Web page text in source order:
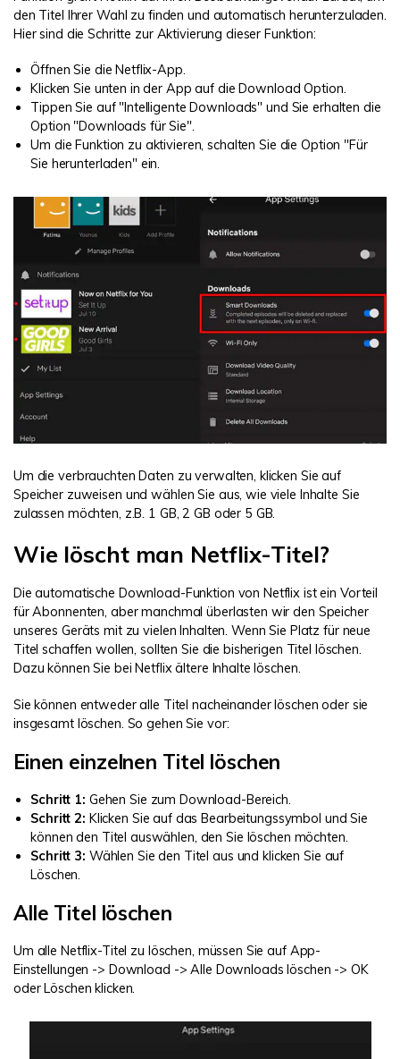
den Titel Ihrer Wahl zu finden und automatisch herunterzuladen.
Hier sind die Schritte zur Aktivierung dieser Funktion:
Öffnen Sie die Netflix-App.
Klicken Sie unten in der App auf die Download Option.
Tippen Sie auf "Intelligente Downloads" und Sie erhalten die
Option "Downloads für Sie".
Um die Funktion zu aktivieren, schalten Sie die Option "Für
Sie herunterladen" ein.
Um die verbrauchten Daten zu verwalten, klicken Sie auf
Speicher zuweisen und wählen Sie aus, wie viele Inhalte Sie
zulassen möchten, z.B. 1 GB, 2 GB oder 5 GB.
Wie löscht man Netflix-Titel?
Die automatische Download-Funktion von Netflix ist ein Vorteil
für Abonnenten, aber manchmal überlasten wir den Speicher
unseres Geräts mit zu vielen Inhalten. Wenn Sie Platz für neue
Titel schaffen wollen, sollten Sie die bisherigen Titel löschen.
Dazu können Sie bei Netflix ältere Inhalte löschen.
Sie können entweder alle Titel nacheinander löschen oder sie
insgesamt löschen. So gehen Sie vor:
Einen einzelnen Titel löschen
Schritt 1: Gehen Sie zum Download-Bereich.
Schritt 2: Klicken Sie auf das Bearbeitungssymbol und Sie
können den Titel auswählen, den Sie löschen möchten.
Schritt 3: Wählen Sie den Titel aus und klicken Sie auf
Löschen.
Alle Titel löschen
Um alle Netflix-Titel zu löschen, müssen Sie auf App-
Einstellungen -> Download -> Alle Downloads löschen -> OK
oder Löschen klicken.